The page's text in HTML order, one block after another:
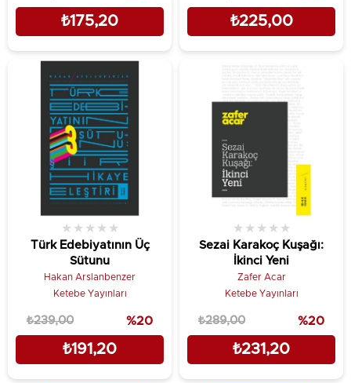
₺175,20 ₺225,00
Türk Edebiyatının Üç
Sütunu
★ ★ ★ ★ ★
Hakan Arslanbenzer
Ketebe Yayınları
₺191,20
₺239,00 %20
Sezai Karakoç Kuşağı:
İkinci Yeni
★ ★ ★ ★ ★
Zafer Acar
Ketebe Yayınları
₺231,20
₺289,00 %20